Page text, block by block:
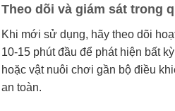
Theo dõi và giám sát trong
Khi mới sử dụng, hãy theo dõi
10-15 phút đầu để phát hiện bất
hoặc vật nuôi chơi gần bộ điều
an toàn.